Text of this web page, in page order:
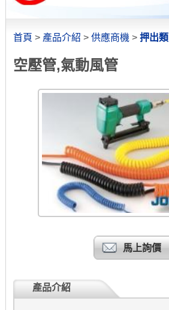
首頁 > 產品介紹 > 供應商機 > 押出類
空壓管,氣動風管
馬上詢價
產品介紹